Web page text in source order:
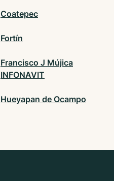
Coatepec
Fortín
Francisco J Mújica
INFONAVIT
Hueyapan de Ocampo